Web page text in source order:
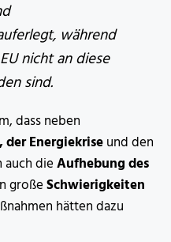
während
nicht an diese
sind.
dass neben
der Energiekriseund den
auch dieAufhebung des
großeSchwierigkeiten
hätten dazu